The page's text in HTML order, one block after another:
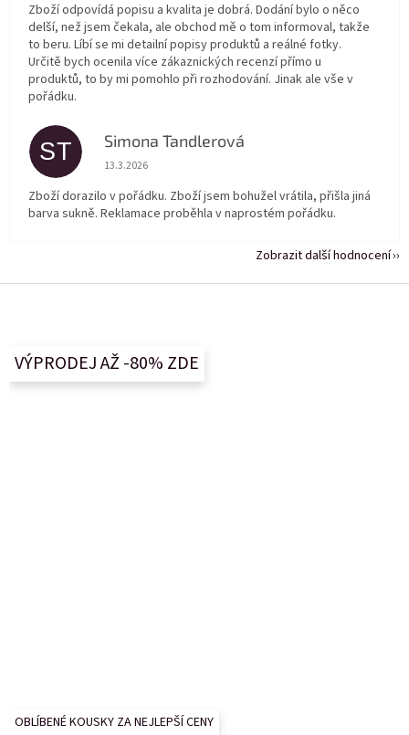
Zboží odpovídá popisu a kvalita je dobrá. Dodání bylo o něco
delší, než jsem čekala, ale obchod mě o tom informoval, takže
to beru. Líbí se mi detailní popisy produktů a reálné fotky.
Určitě bych ocenila více zákaznických recenzí přímo u
produktů, to by mi pomohlo při rozhodování. Jinak ale vše v
pořádku.
ST Simona Tandlerová
Hodnocení obchodu je 5 z 5 hvězdiček.
13.3.2026
Zboží dorazilo v pořádku. Zboží jsem bohužel vrátila, přišla jiná
barva sukně. Reklamace proběhla v naprostém pořádku.
Zobrazit další hodnocení
VÝPRODEJ AŽ -80% ZDE
OBLÍBENÉ KOUSKY ZA NEJLEPŠÍ CENY